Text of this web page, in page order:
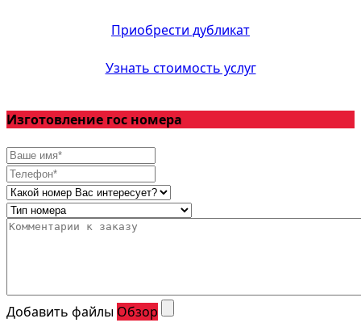
Приобрести дубликат
Узнать стоимость услуг
Изготовление гос номера
Добавить файлы Обзор